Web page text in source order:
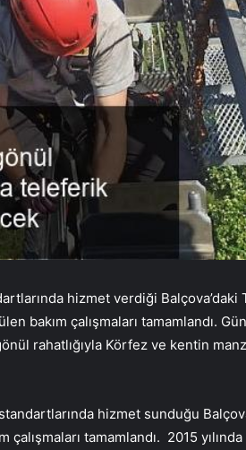
hizmet verdiği Balçova’daki
bakım çalışmaları tamamlandı.
rahatlığıyla Körfez ve kentin
hizmet sunduğu
tamamlandı. 2015